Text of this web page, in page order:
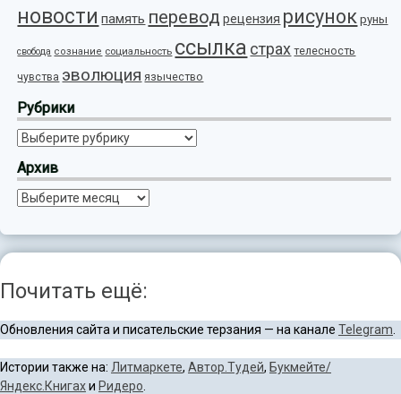
новости память перевод рецензия рисунок руны
свобода сознание социальность ссылка страх телесность
чувства эволюция язычество
Рубрики
Рубрики
Архив
Архив
Почитать ещё:
Обновления сайта и писательские терзания — на канале Telegram
Истории также на: Литмаркете, Автор.Тудей, Букмейте/
Яндекс.Книгахи Ридеро